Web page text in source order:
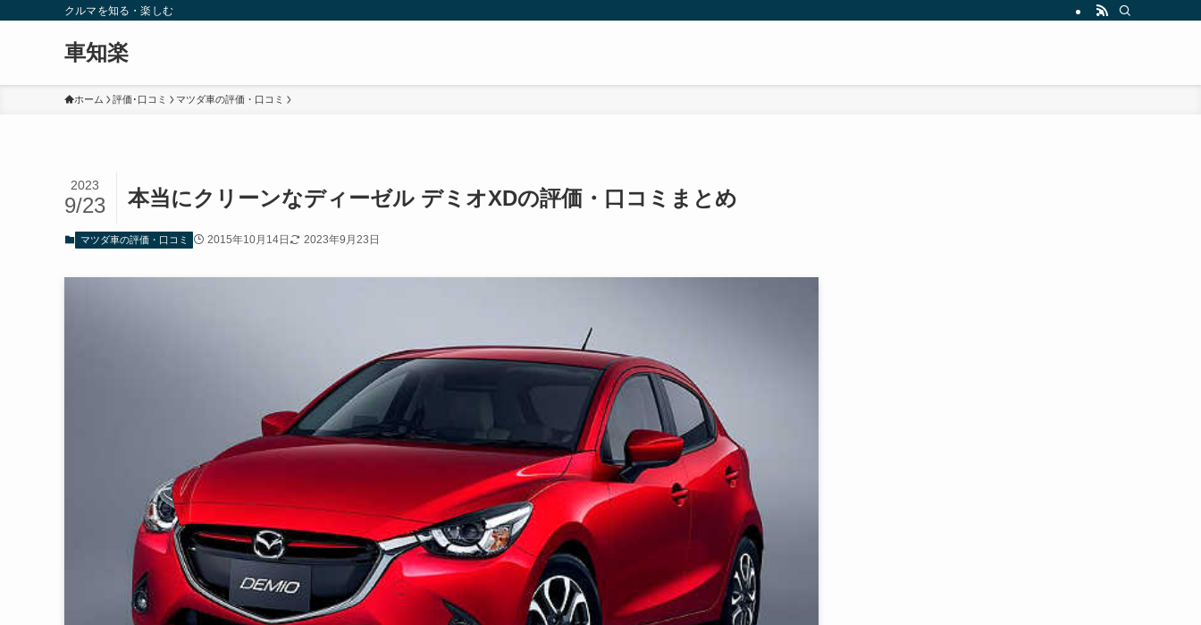
クルマを知る・楽しむ
車知楽
ホーム 評価･口コミ マツダ車の評価・口コミ
本当にクリーンなディーゼル デミオXDの評価・口コミまとめ
2023
9/23
マツダ車の評価・口コミ 2015年10月14日 2023年9月23日